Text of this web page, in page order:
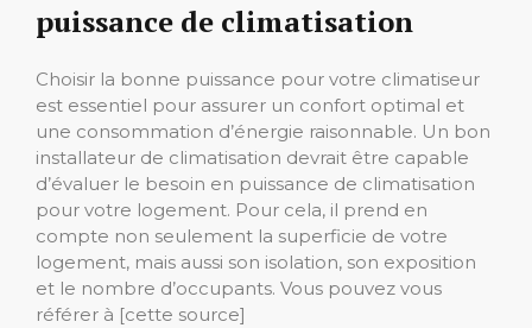
puissance de climatisation
Choisir la bonne puissance pour votre climatiseur
est essentiel pour assurer un confort optimal et
une consommation d’énergie raisonnable. Un bon
installateur de climatisation devrait être capable
d’évaluer le besoin en puissance de climatisation
pour votre logement. Pour cela, il prend en
compte non seulement la superficie de votre
logement, mais aussi son isolation, son exposition
et le nombre d’occupants. Vous pouvez vous
référer à [cette source]